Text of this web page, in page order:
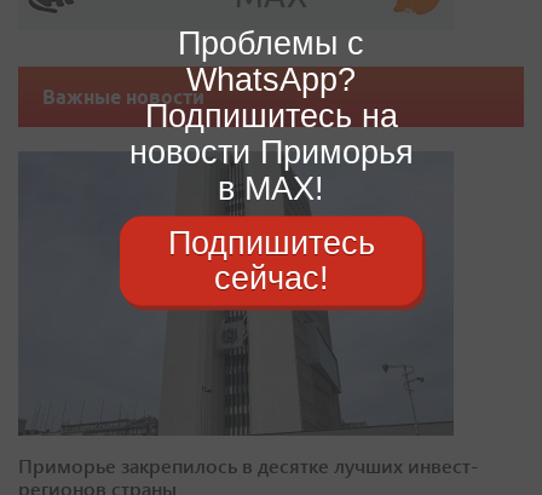
Важные новости
Приморье закрепилось в десятке лучших инвест-
регионов страны
Проблемы с
WhatsApp?
Подпишитесь на
новости Приморья
в MAX!
Подпишитесь
сейчас!